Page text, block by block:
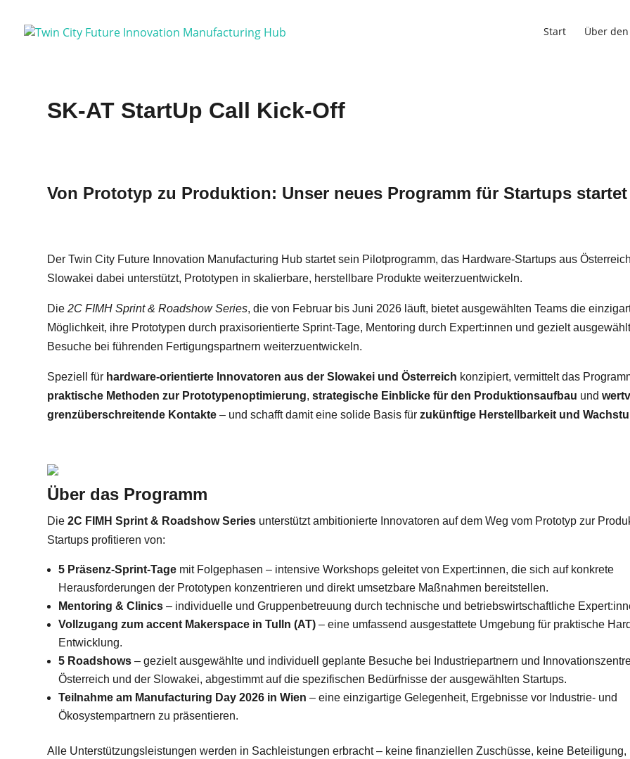
Start Über
SK-AT StartUp Call Kick-Off
Von Prototyp zu Produktion: Unser neues Programm für Startups startet
Der Twin City Future Innovation Manufacturing Hub startet sein Pilotprogramm, das Hardware-Startups aus
Slowakei dabei unterstützt, Prototypen in skalierbare, herstellbare Produkte weiterzuentwickeln.
Die2C FIMH Sprint & Roadshow Series, die von Februar bis Juni 2026 läuft, bietet ausgewählten Teams die
Möglichkeit, ihre Prototypen durch praxisorientierte Sprint-Tage, Mentoring durch Expert:innen und gezielt
Besuche bei führenden Fertigungspartnern weiterzuentwickeln.
Speziell für hardware-orientierte Innovatoren aus der Slowakei und Österreich konzipiert, vermittelt das
praktische Methoden zur Prototypenoptimierung,strategische Einblicke für den Produktionsaufbau und
grenzüberschreitende Kontakte – und schafft damit eine solide Basis fürzukünftige Herstellbarkeit und
Über das Programm
Die2C FIMH Sprint & Roadshow Series unterstützt ambitionierte Innovatoren auf dem Weg vom Prototyp zur
Startups profitieren von:
5 Präsenz-Sprint-Tage mit Folgephasen – intensive Workshops geleitet von Expert:innen, die sich auf konkrete
Herausforderungen der Prototypen konzentrieren und direkt umsetzbare Maßnahmen bereitstellen.
Mentoring & Clinics – individuelle und Gruppenbetreuung durch technische und betriebswirtschaftliche
Vollzugang zum accent Makerspace in Tulln (AT) – eine umfassend ausgestattete Umgebung für praktische
Entwicklung.
5 Roadshows – gezielt ausgewählte und individuell geplante Besuche bei Industriepartnern und
Österreich und der Slowakei, abgestimmt auf die spezifischen Bedürfnisse der ausgewählten Startups.
Teilnahme am Manufacturing Day 2026 in Wien – eine einzigartige Gelegenheit, Ergebnisse vor Industrie- und
Ökosystempartnern zu präsentieren.
Alle Unterstützungsleistungen werden in Sachleistungen erbracht – keine finanziellen Zuschüsse, keine Beteiligung,